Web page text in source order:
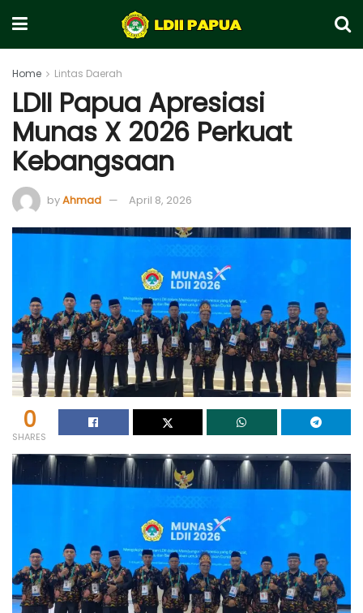
Home Lintas Daerah
LDII Papua Apresiasi
Munas X 2026 Perkuat
Kebangsaan
byAhmad April 8, 2026
0
SHARES